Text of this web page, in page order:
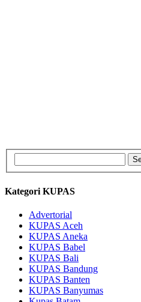
Kategori KUPAS
Advertorial
KUPAS Aceh
KUPAS Aneka
KUPAS Babel
KUPAS Bali
KUPAS Bandung
KUPAS Banten
KUPAS Banyumas